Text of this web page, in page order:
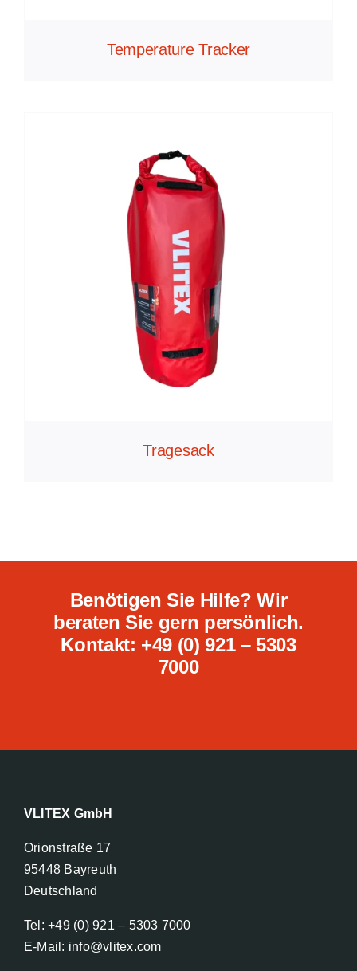
Temperature Tracker
Tragesack
Benötigen Sie Hilfe? Wir
beraten Sie gern persönlich.
Kontakt: +49 (0) 921 – 5303
7000
VLITEX GmbH
Orionstraße 17
95448 Bayreuth
Deutschland
Tel: +49 (0) 921 – 5303 7000
E-Mail: info@vlitex.com